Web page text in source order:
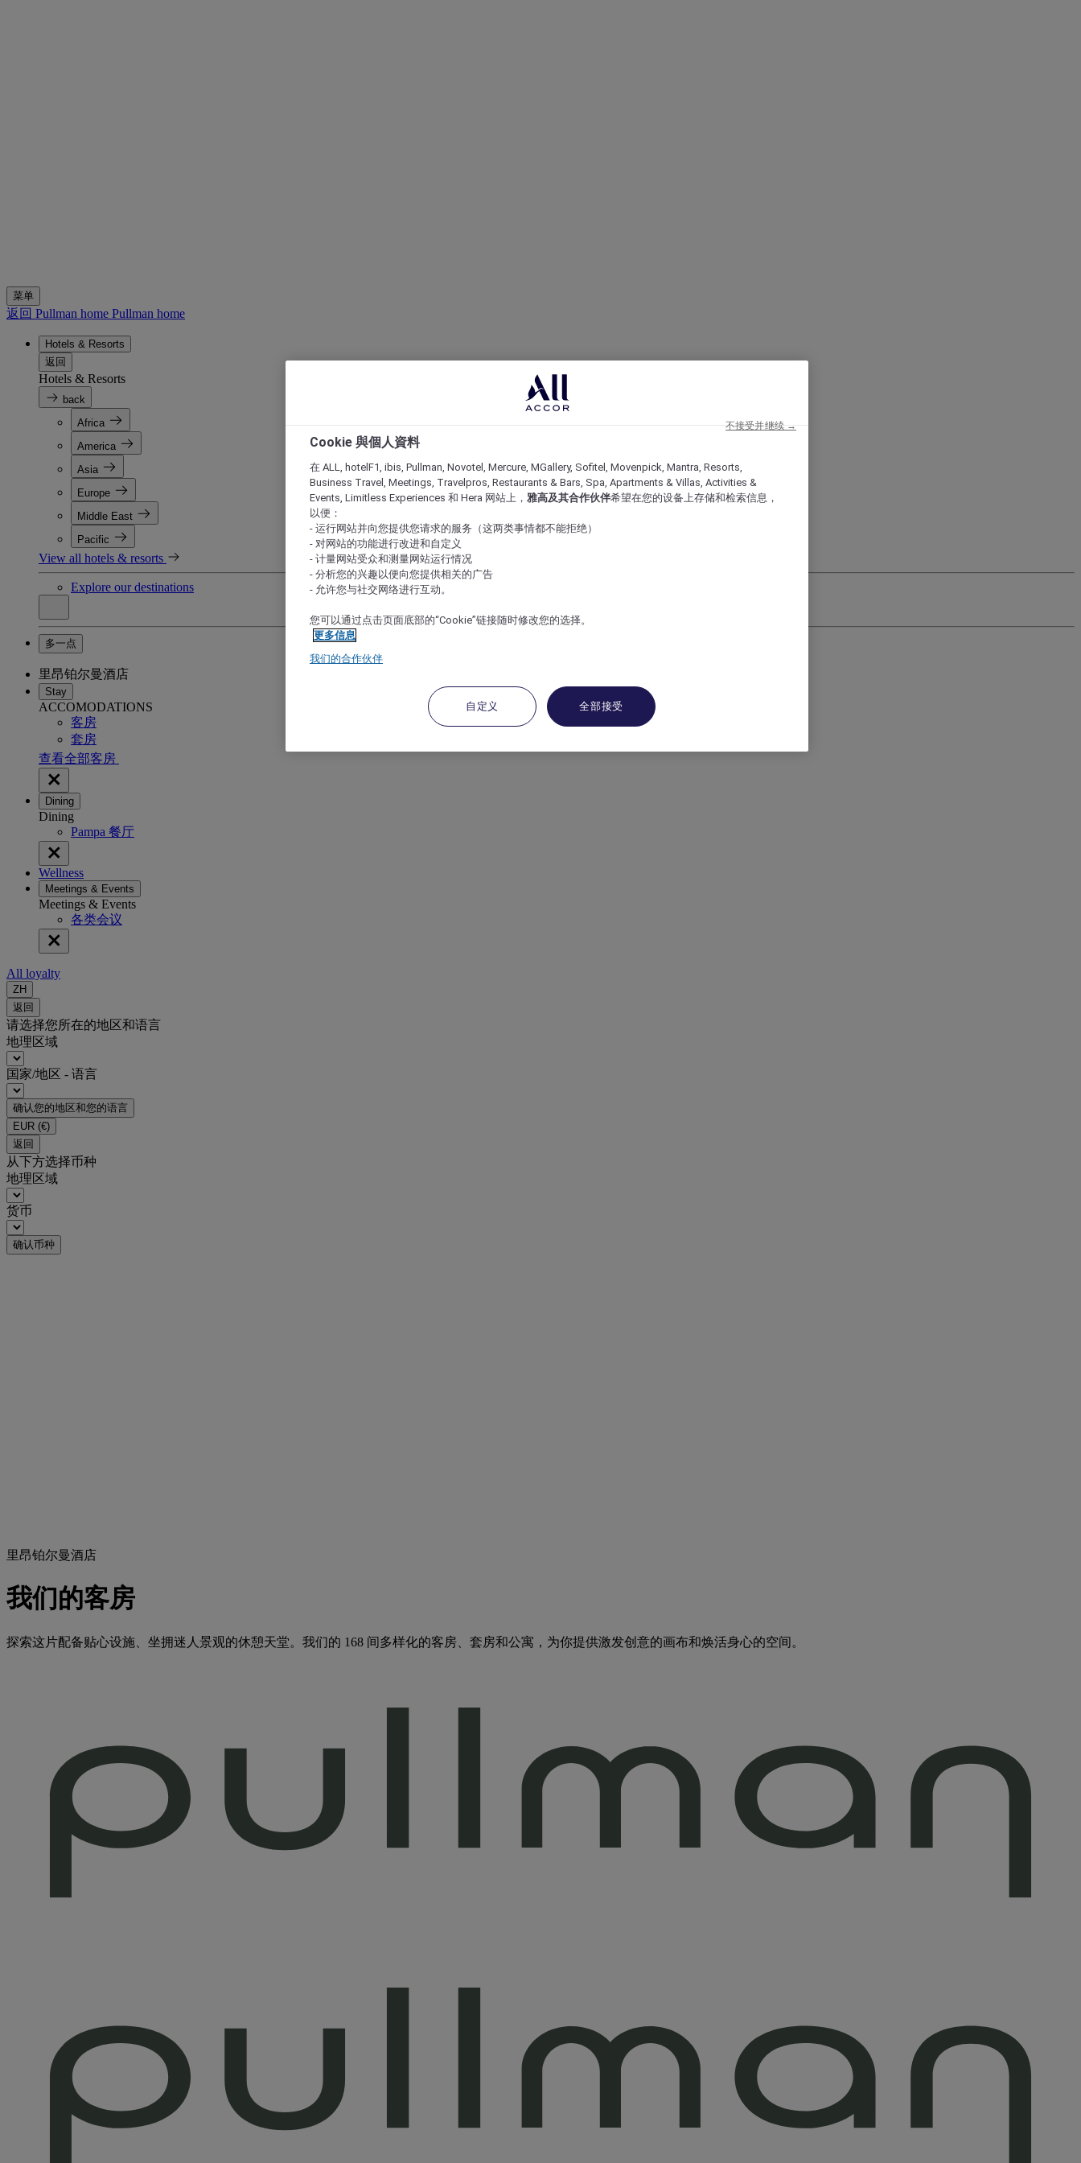
菜单
返回 Pullman home Pullman home
Hotels & Resorts
返回
Hotels & Resorts
back
Africa
America
Asia
Europe
Middle East
Pacific
View all hotels & resorts
Explore our destinations
多一点
里昂铂尔曼酒店
Stay
ACCOMODATIONS
客房
套房
查看全部客房
Dining
Dining
Pampa 餐厅
Wellness
Meetings & Events
Meetings & Events
各类会议
All loyalty
ZH
返回
请选择您所在的地区和语言
地理区域
国家/地区 - 语言
确认您的地区和您的语言
EUR (€)
返回
从下方选择币种
地理区域
货币
确认币种
里昂铂尔曼酒店
我们的客房
探索这片配备贴心设施、坐拥迷人景观的休憩天堂。我们的 168 间多样化的客房、套房和公寓，为你提供激发创意的画布和焕活身心的空间。
Cookie 與個人資料
在 ALL, hotelF1, ibis, Pullman, Novotel, Mercure, MGallery, Sofitel, Movenpick, Mantra, Resorts,
Business Travel, Meetings, Travelpros, Restaurants & Bars, Spa, Apartments & Villas, Activities &
Events, Limitless Experiences 和 Hera 网站上， 雅高及其合作伙伴希望在您的设备上存储和检索信息，
以便：
- 运行网站并向您提供您请求的服务（这两类事情都不能拒绝）
- 对网站的功能进行改进和自定义
- 计量网站受众和测量网站运行情况
- 分析您的兴趣以便向您提供相关的广告
- 允许您与社交网络进行互动。
您可以通过点击页面底部的“Cookie”链接随时修改您的选择。
更多信息
我们的合作伙伴
自定义 全部接受
不接受并继续 →